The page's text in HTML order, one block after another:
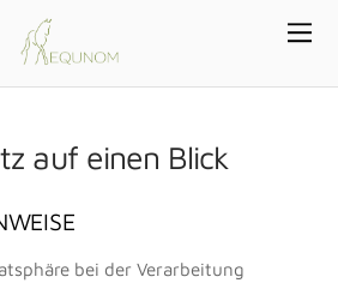
auf einen Blick
bei der Verarbeitung